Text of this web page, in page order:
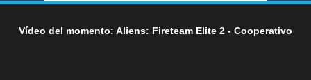
Vídeo del momento: Aliens: Fireteam Elite 2 - Cooperativo